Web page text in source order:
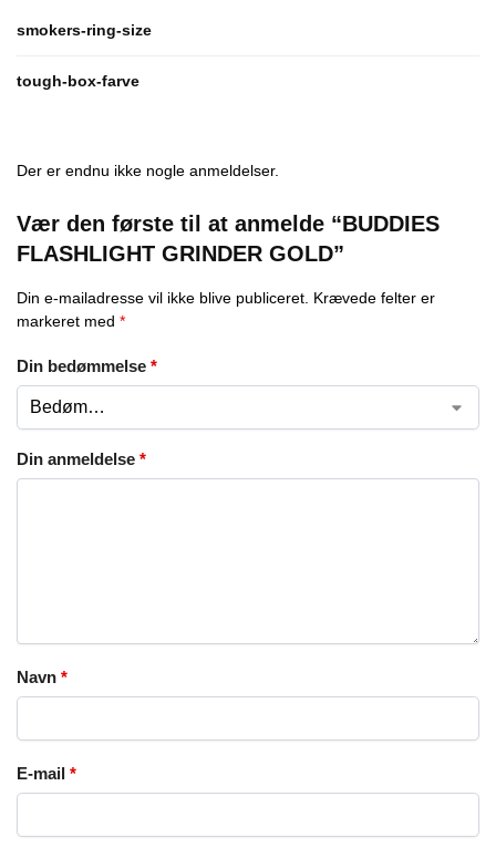
smokers-ring-size
tough-box-farve
Der er endnu ikke nogle anmeldelser.
Vær den første til at anmelde “BUDDIES
FLASHLIGHT GRINDER GOLD”
Din e-mailadresse vil ikke blive publiceret. Krævede felter er
markeret med *
Din bedømmelse *
Din anmeldelse *
Navn *
E-mail *